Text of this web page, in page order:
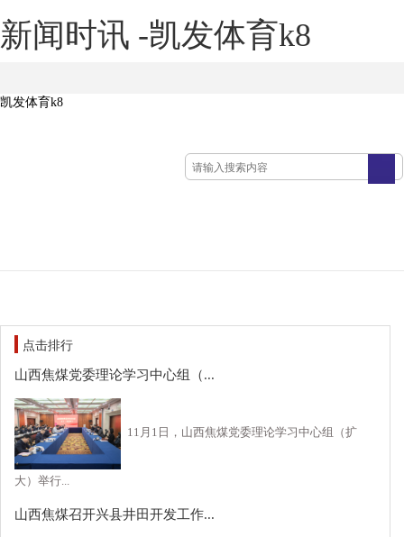
新闻时讯 -凯发体育k8
凯发体育k8
点击排行
山西焦煤党委理论学习中心组（...
11月1日，山西焦煤党委理论学习中心组（扩
大）举行...
山西焦煤召开兴县井田开发工作...